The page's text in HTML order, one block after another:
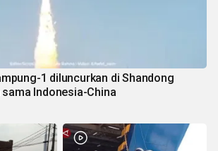
1 diluncurkan di Shandong
sama Indonesia-China